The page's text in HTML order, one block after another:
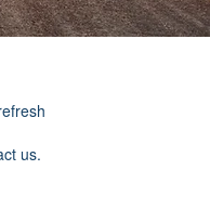
us.